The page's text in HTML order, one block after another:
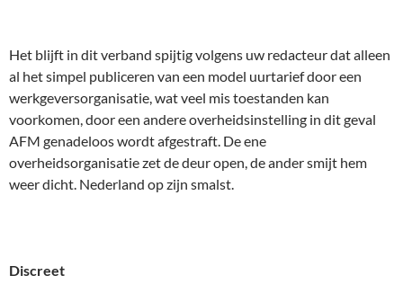
Het blijft in dit verband spijtig volgens uw redacteur dat alleen
al het simpel publiceren van een model uurtarief door een
werkgeversorganisatie, wat veel mis toestanden kan
voorkomen, door een andere overheidsinstelling in dit geval
AFM genadeloos wordt afgestraft. De ene
overheidsorganisatie zet de deur open, de ander smijt hem
weer dicht. Nederland op zijn smalst.
Discreet